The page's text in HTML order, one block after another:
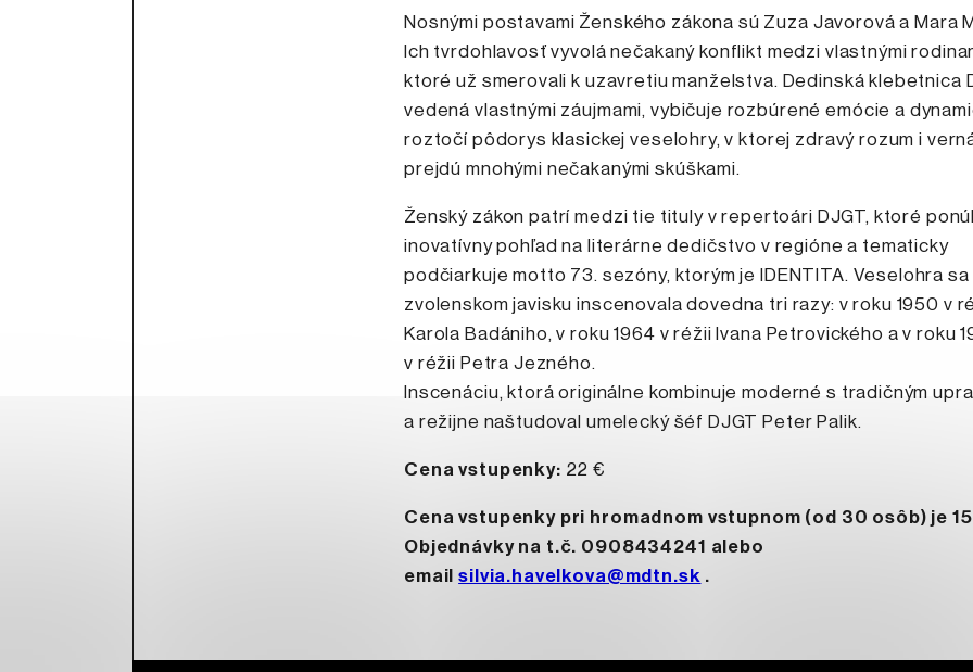
Nosnými postavami Ženského zákona sú Zuza Javorová a Mara
Ich tvrdohlavosť vyvolá nečakaný konflikt medzi vlastnými
ktoré už smerovali k uzavretiu manželstva. Dedinská klebetnica
vedená vlastnými záujmami, vybičuje rozbúrené emócie a
roztočí pôdorys klasickej veselohry, v ktorej zdravý rozum i
prejdú mnohými nečakanými skúškami.
Ženský zákon patrí medzi tie tituly v repertoári DJGT, ktoré
inovatívny pohľad na literárne dedičstvo v regióne a tematicky
podčiarkuje motto 73. sezóny, ktorým je IDENTITA. Veselohra sa
zvolenskom javisku inscenovala dovedna tri razy: v roku 1950 v
Karola Badániho, v roku 1964 v réžii Ivana Petrovického a v roku
v réžii Petra Jezného.
Inscenáciu, ktorá originálne kombinuje moderné s tradičným
a režijne naštudoval umelecký šéf DJGT Peter Palik.
Cena vstupenky: 22 €
Cena vstupenky pri hromadnom vstupnom (od 30 osôb) je
Objednávky na t.č. 0908434241 alebo
emailsilvia.havelkova@mdtn.sk .